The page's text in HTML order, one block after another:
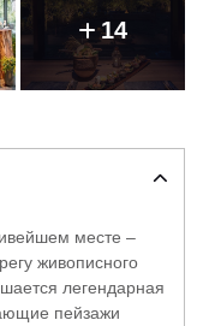
14
месте –
живописного
легендарная
пейзажи